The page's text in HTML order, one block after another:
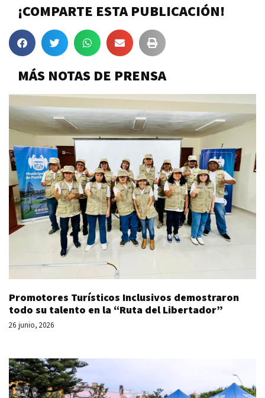
¡COMPARTE ESTA PUBLICACIÓN!
MÁS NOTAS DE PRENSA
Promotores Turísticos Inclusivos demostraron
todo su talento en la “Ruta del Libertador”
26 junio, 2026